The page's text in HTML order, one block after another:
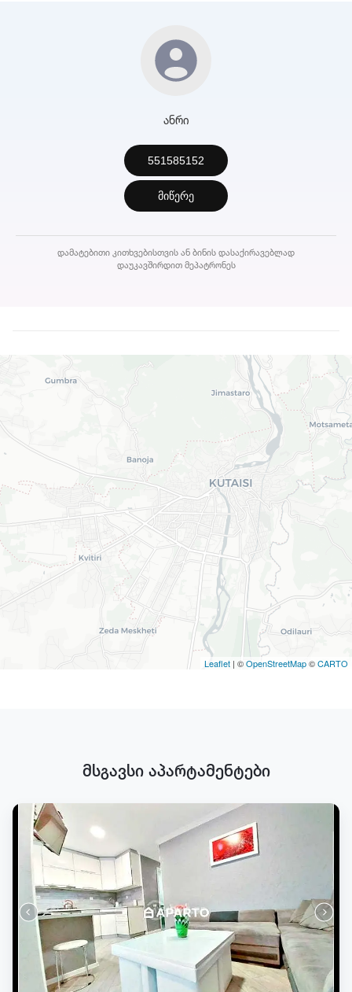
ანრი
551585152
მიწერე
დამატებითი კითხვებისთვის ან ბინის დასაქირავებლად
დაუკავშირდით მეპატრონეს
Leaflet | ©OpenStreetMap©CARTO
მსგავსი აპარტამენტები